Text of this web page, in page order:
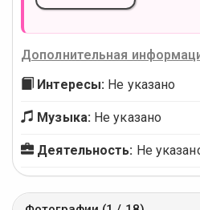
Дополнительная
Интересы: Не указано
Музыка: Не указано
Деятельность: Не